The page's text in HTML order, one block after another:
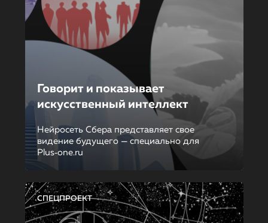
Говорит и показывает
искусственный интеллект
Нейросеть Сбера представляет свое
видение будущего — специально для
Plus‑one.ru
СПЕЦПРОЕКТ